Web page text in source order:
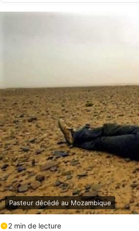
Pasteur décédé au Mozambique
2 min de lecture